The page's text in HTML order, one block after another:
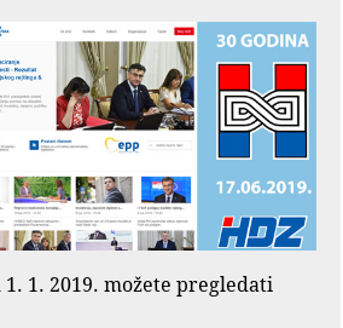
1. 2019. možete pregledati